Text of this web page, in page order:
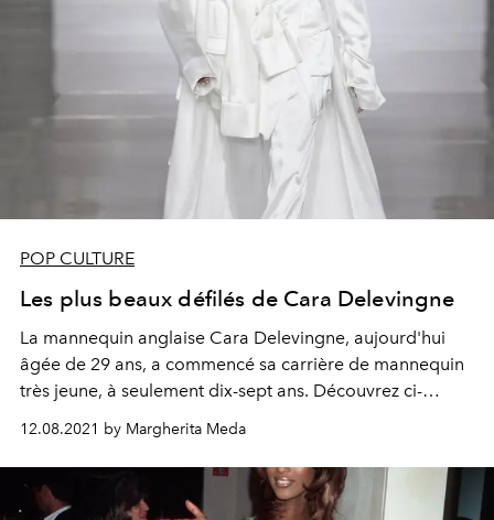
POP CULTURE
Les plus beaux défilés de Cara Delevingne
La mannequin anglaise Cara Delevingne, aujourd'hui
âgée de 29 ans, a commencé sa carrière de mannequin
très jeune, à seulement dix-sept ans. Découvrez ci-
dessous tous les plus beaux défilés auxquels elle a
12.08.2021 by Margherita Meda